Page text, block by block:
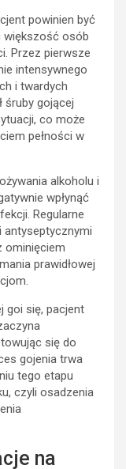
powinien być
większość osób
Przez pierwsze
intensywnego
i twardych
śruby gojącej
co może
pełności w
alkoholu i
wpłynąć
Regularne
antyseptycznymi
ominięciem
prawidłowej
goi się, pacjent
się do
gojenia trwa
tego etapu
czyli osadzenia
na